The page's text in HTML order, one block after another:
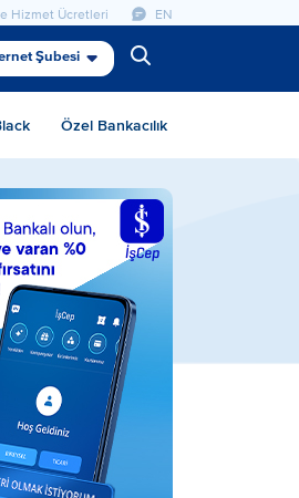
Hizmet Ücretleri EN
Şubesi
Özel Bankacılık